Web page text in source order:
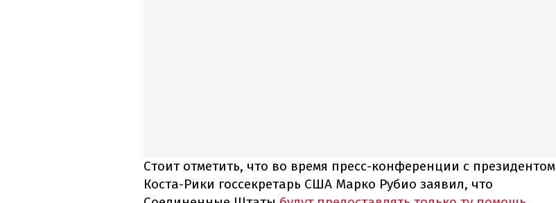
Стоит отметить, что во время пресс-конференции с президентом
Коста-Рики госсекретарь США Марко Рубио заявил, что